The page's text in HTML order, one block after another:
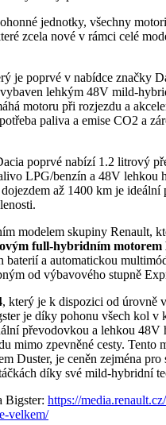
jednotky, všechny
zcela nové v rámci celé
je poprvé v nabídce značky
lehkým 48V mild-
motoru při rozjezdu a
paliva a emise CO2 a
poprvé nabízí 1.2 litrový
LPG/benzín a 48V lehkou
až 1400 km je ideální
modelem skupiny Renault,
full-hybridním motorem
baterií a automatickou
od výbavového stupně
, který je k dispozici od úrovně
je díky pohonu všech kol v
převodovkou a lehkou 48V
mimo zpevněné cesty. Tento
Duster, je ceněn zejména
díky své mild-hybridní
Bigster: https://
velkem/